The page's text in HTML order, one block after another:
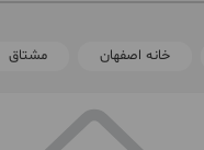
خانه اصفهان مشتاق